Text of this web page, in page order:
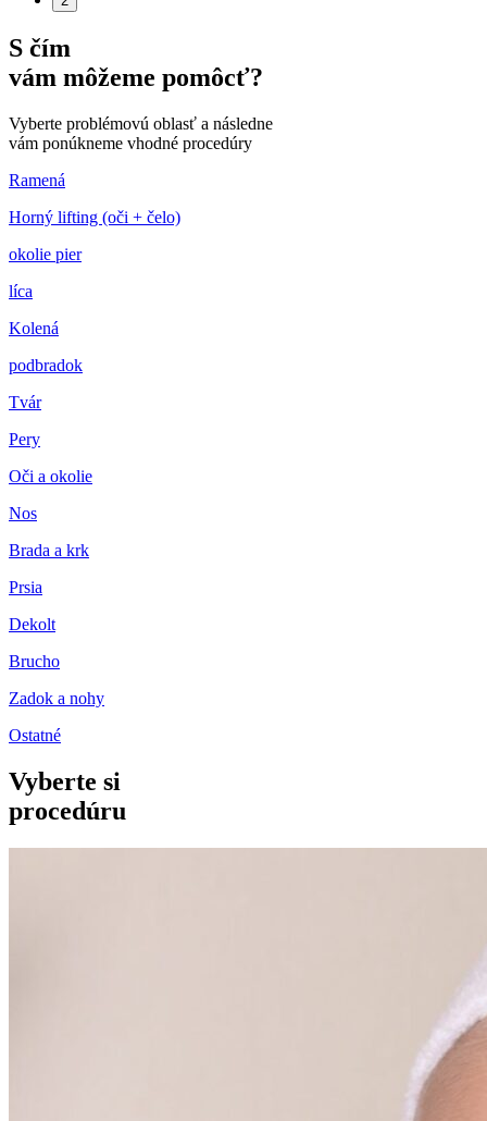
S čím
vám môžeme pomôcť?
Vyberte problémovú oblasť a následne
vám ponúkneme vhodné procedúry
Ramená
Horný lifting (oči + čelo)
okolie pier
líca
Kolená
podbradok
Tvár
Pery
Oči a okolie
Nos
Brada a krk
Prsia
Dekolt
Brucho
Zadok a nohy
Ostatné
Vyberte si
procedúru